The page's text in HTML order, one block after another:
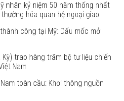
nhân kỷ niệm 50 năm thống nhất
hóa quan hệ ngoại giao
công tại Mỹ: Dấu mốc mở
trao hàng trăm bộ tư liệu chiến
Nam
toàn cầu: Khơi thông nguồn